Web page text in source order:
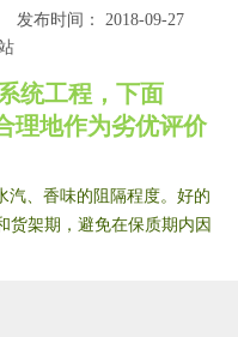
布时间： 2018-09-27
统工程，下面
理地作为劣优评价
、香味的阻隔程度。好的
货架期，避免在保质期内因